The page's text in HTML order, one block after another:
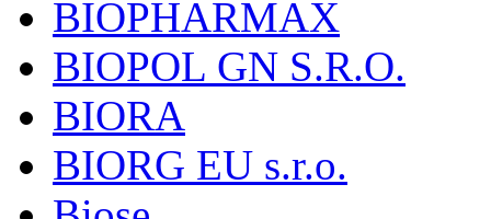
BIOPHARMAX
BIOPOL GN S.R.O.
BIORA
BIORG EU s.r.o.